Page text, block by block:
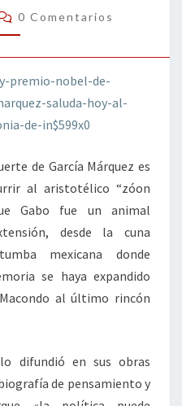
Comentarios
0 Comentarios
de García Márquez es
al aristotélico “zóon
Gabo fue un animal
desde la cuna
mexicana donde
se haya expandido
al último rincón
difundió en sus obras
de pensamiento y